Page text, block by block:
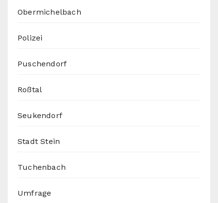
Obermichelbach
Polizei
Puschendorf
Roßtal
Seukendorf
Stadt Stein
Tuchenbach
Umfrage